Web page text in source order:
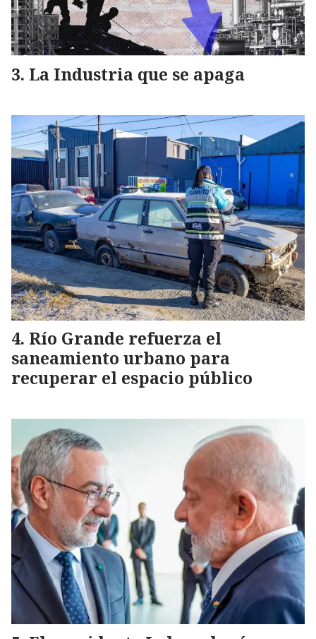
La Industria que se apaga
Río Grande refuerza el
saneamiento urbano para
recuperar el espacio público